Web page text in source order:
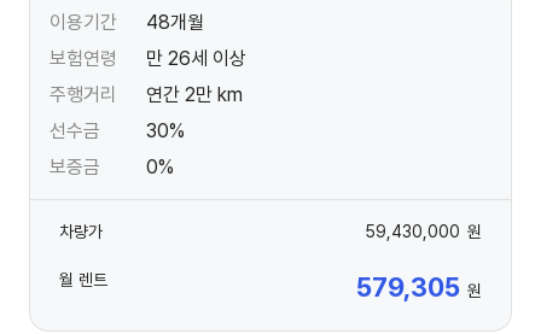
이용기간
48개월
보험연령
만 26세 이상
주행거리
연간 2만 km
선수금
30%
보증금
0%
차량가 59,430,000 원
월 렌트 579,305 원